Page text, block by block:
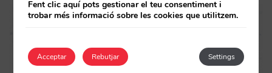
Fent clic aquí pots gestionar el teu consentiment i
trobar més informació sobre les cookies que utilitzem.
Acceptar Settings
Rebutjar